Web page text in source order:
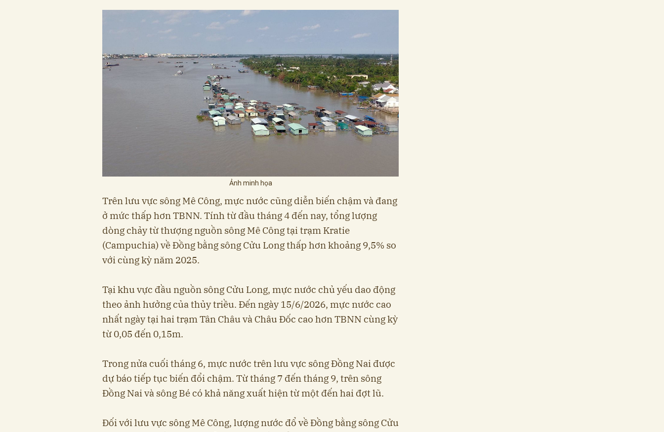
Ảnh minh họa
Trên lưu vực sông Mê Công, mực nước cũng diễn biến chậm và đang
ở mức thấp hơn TBNN. Tính từ đầu tháng 4 đến nay, tổng lượng
dòng chảy từ thượng nguồn sông Mê Công tại trạm Kratie
(Campuchia) về Đồng bằng sông Cửu Long thấp hơn khoảng 9,5% so
với cùng kỳ năm 2025.
Tại khu vực đầu nguồn sông Cửu Long, mực nước chủ yếu dao động
theo ảnh hưởng của thủy triều. Đến ngày 15/6/2026, mực nước cao
nhất ngày tại hai trạm Tân Châu và Châu Đốc cao hơn TBNN cùng kỳ
từ 0,05 đến 0,15m.
Trong nửa cuối tháng 6, mực nước trên lưu vực sông Đồng Nai được
dự báo tiếp tục biến đổi chậm. Từ tháng 7 đến tháng 9, trên sông
Đồng Nai và sông Bé có khả năng xuất hiện từ một đến hai đợt lũ.
Đối với lưu vực sông Mê Công, lượng nước đổ về Đồng bằng sông Cửu